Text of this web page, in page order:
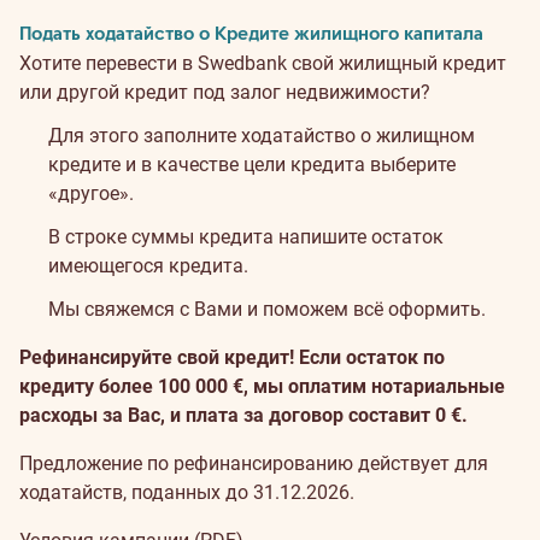
Подать ходатайство о Кредите жилищного капитала
Хотите перевести в Swedbank свой жилищный кредит
или другой кредит под залог недвижимости?
Для этого заполните ходатайство о жилищном
кредите и в качестве цели кредита выберите
«другое».
В строке суммы кредита напишите остаток
имеющегося кредита.
Мы свяжемся с Вами и поможем всё оформить.
Рефинансируйте свой кредит! Если остаток по
кредиту более 100 000 €, мы оплатим нотариальные
расходы за Вас, и плата за договор составит 0 €.
Предложение по рефинансированию действует для
ходатайств, поданных до 31.12.2026.